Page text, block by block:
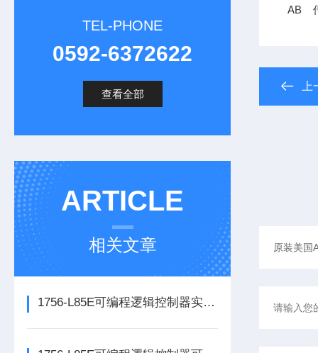
TEL-PHONE
0592-6372622
查看全部
ARTICLE
相关文章
1756-L85E可编程逻辑控制器实操应用常见问题分析及解决方法探讨
AB